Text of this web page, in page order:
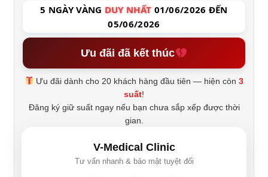
5 NGÀY VÀNG DUY NHẤT 01/06/2026 ĐẾN
05/06/2026
Ưu đãi đã kết thúc
Ưu đãi dành cho 20 khách hàng đầu tiên — hiện còn3
suất!
Đăng ký giữ suất ngay nếu bạn chưa sắp xếp được thời
gian.
V-Medical Clinic
Tư vấn nhanh & bảo mật tuyệt đối